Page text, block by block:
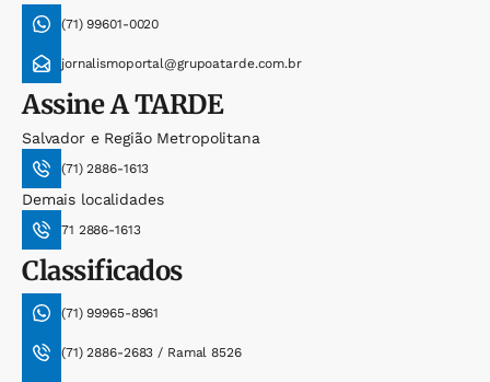
(71) 99601-0020
jornalismoportal@grupoatarde.com.br
AssineA TARDE
Salvador e Região Metropolitana
(71) 2886-1613
Demais localidades
71 2886-1613
Classificados
(71) 99965-8961
(71) 2886-2683 / Ramal 8526